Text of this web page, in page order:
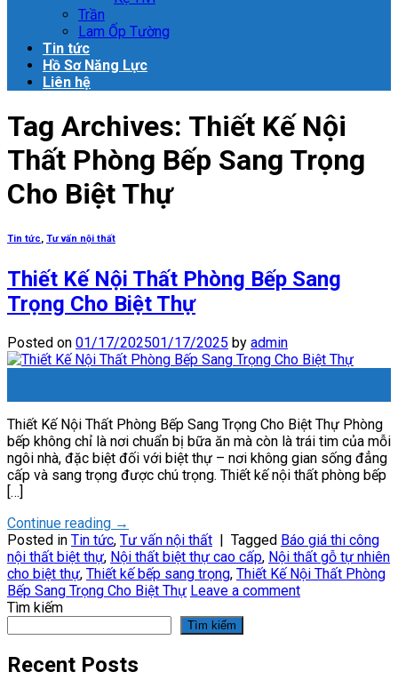
Trần
Lam Ốp Tường
Tin tức
Hồ Sơ Năng Lực
Liên hệ
Tag Archives: Thiết Kế Nội
Thất Phòng Bếp Sang Trọng
Cho Biệt Thự
Tin tức, Tư vấn nội thất
Thiết Kế Nội Thất Phòng Bếp Sang
Trọng Cho Biệt Thự
Posted on 01/17/202501/17/2025 by admin
Thiết Kế Nội Thất Phòng Bếp Sang Trọng Cho Biệt Thự Phòng
bếp không chỉ là nơi chuẩn bị bữa ăn mà còn là trái tim của mỗi
ngôi nhà, đặc biệt đối với biệt thự – nơi không gian sống đẳng
cấp và sang trọng được chú trọng. Thiết kế nội thất phòng bếp
[…]
Continue reading →
Posted in Tin tức, Tư vấn nội thất Tagged Báo giá thi công
nội thất biệt thự, Nội thất biệt thự cao cấp, Nội thất gỗ tự nhiên
cho biệt thự, Thiết kế bếp sang trọng, Thiết Kế Nội Thất Phòng
Bếp Sang Trọng Cho Biệt Thự Leave a comment
Tìm kiếm
Tìm kiếm
Recent Posts